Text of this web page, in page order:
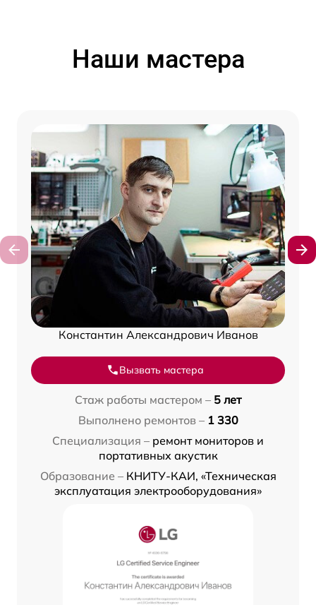
Наши мастера
Константин Александрович Иванов
Вызвать мастера
Стаж работы мастером – 5 лет
Выполнено ремонтов – 1 330
Специализация – ремонт мониторов и
портативных акустик
Образование – КНИТУ-КАИ, «Техническая
эксплуатация электрооборудования»